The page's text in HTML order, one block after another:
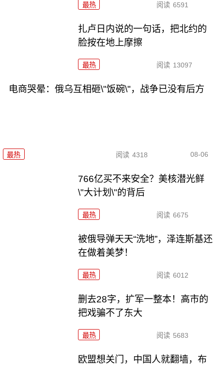
最热 阅读 6591
扎卢日内说的一句话，把北约的
脸按在地上摩擦
最热 阅读 13097
电商哭晕：俄乌互相砸\"饭碗\"，战争已没有后方
最热 阅读 4318 08-06
766亿买不来安全？美核潜光鲜
\"大计划\"的背后
最热 阅读 6675
被俄导弹天天“洗地”，泽连斯基还
在做着美梦！
最热 阅读 6012
删去28字，扩军一整本！高市的
把戏骗不了东大
最热 阅读 5683
欧盟想关门，中国人就翻墙，布